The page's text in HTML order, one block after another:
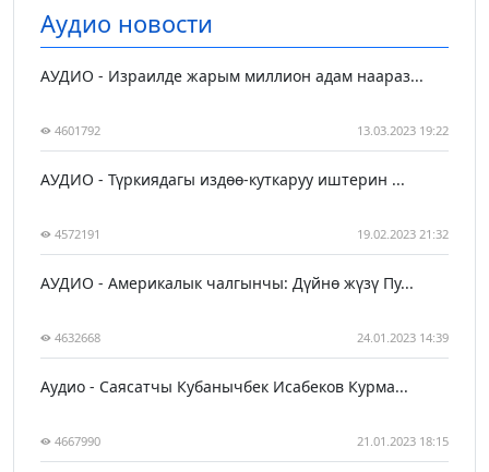
Аудио новости
АУДИО - Израилде жарым миллион адам наараз...
4601792 13.03.2023 19:22
АУДИО - Түркиядагы издөө-куткаруу иштерин ...
4572191 19.02.2023 21:32
АУДИО - Америкалык чалгынчы: Дүйнө жүзү Пу...
4632668 24.01.2023 14:39
Аудио - Саясатчы Кубанычбек Исабеков Курма...
4667990 21.01.2023 18:15